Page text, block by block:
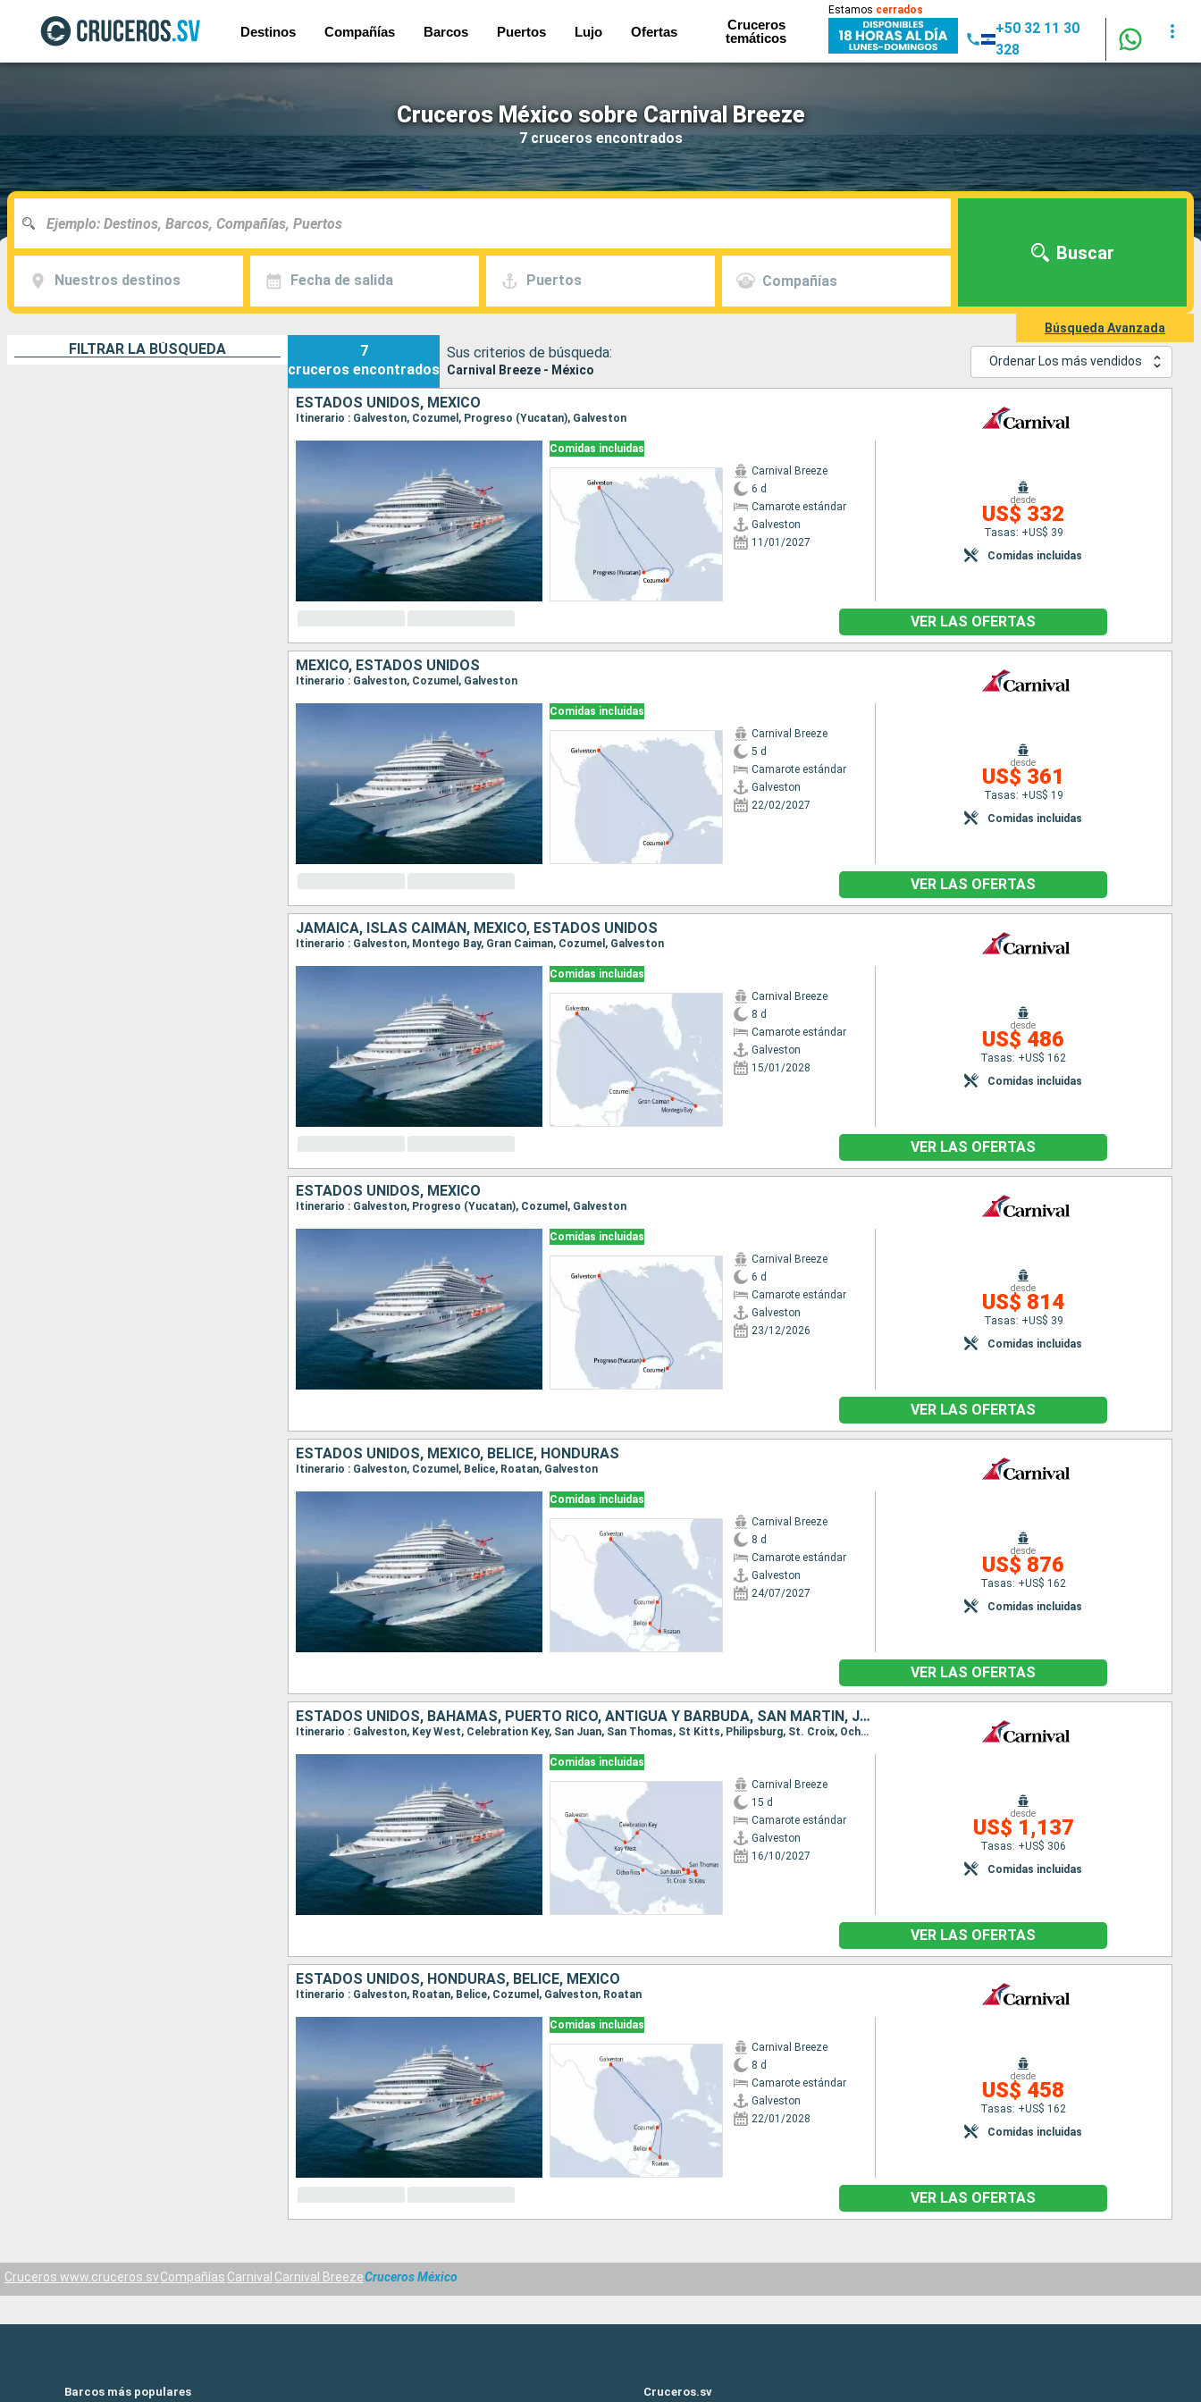
Destinos Compañías Barcos Puertos Lujo Ofertas
Cruceros
temáticos
Estamos cerrados
+50 32 11 30
328
Cruceros México sobre Carnival Breeze
7 cruceros encontrados
Nuestros destinos Fecha de salida Puertos Compañías
Buscar
Búsqueda Avanzada
FILTRAR LA BÚSQUEDA
7
cruceros encontrados
Sus criterios de búsqueda:
Carnival Breeze - México
Ordenar Los más vendidos
ESTADOS UNIDOS, MÉXICO
Itinerario : Galveston, Cozumel, Progreso (Yucatan), Galveston
Comidas incluidas
Carnival Breeze
6 d
Camarote estándar
Galveston
11/01/2027
desde
US$ 332
Tasas: +US$ 39
Comidas incluidas
VER LAS OFERTAS
MÉXICO, ESTADOS UNIDOS
Itinerario : Galveston, Cozumel, Galveston
Comidas incluidas
Carnival Breeze
5 d
Camarote estándar
Galveston
22/02/2027
desde
US$ 361
Tasas: +US$ 19
Comidas incluidas
VER LAS OFERTAS
JAMAICA, ISLAS CAIMÁN, MÉXICO, ESTADOS UNIDOS
Itinerario : Galveston, Montego Bay, Gran Caiman, Cozumel, Galveston
Comidas incluidas
Carnival Breeze
8 d
Camarote estándar
Galveston
15/01/2028
desde
US$ 486
Tasas: +US$ 162
Comidas incluidas
VER LAS OFERTAS
ESTADOS UNIDOS, MÉXICO
Itinerario : Galveston, Progreso (Yucatan), Cozumel, Galveston
Comidas incluidas
Carnival Breeze
6 d
Camarote estándar
Galveston
23/12/2026
desde
US$ 814
Tasas: +US$ 39
Comidas incluidas
VER LAS OFERTAS
ESTADOS UNIDOS, MÉXICO, BELICE, HONDURAS
Itinerario : Galveston, Cozumel, Belice, Roatan, Galveston
Comidas incluidas
Carnival Breeze
8 d
Camarote estándar
Galveston
24/07/2027
desde
US$ 876
Tasas: +US$ 162
Comidas incluidas
VER LAS OFERTAS
ESTADOS UNIDOS, BAHAMAS, PUERTO RICO, ANTIGUA Y BARBUDA, SAN MARTÍN, JAMAICA
Itinerario : Galveston, Key West, Celebration Key, San Juan, San Thomas, St Kitts, Philipsburg, St. Croix, Ocho Rios, Galveston
Comidas incluidas
Carnival Breeze
15 d
Camarote estándar
Galveston
16/10/2027
desde
US$ 1,137
Tasas: +US$ 306
Comidas incluidas
VER LAS OFERTAS
ESTADOS UNIDOS, HONDURAS, BELICE, MÉXICO
Itinerario : Galveston, Roatan, Belice, Cozumel, Galveston, Roatan
Comidas incluidas
Carnival Breeze
8 d
Camarote estándar
Galveston
22/01/2028
desde
US$ 458
Tasas: +US$ 162
Comidas incluidas
VER LAS OFERTAS
Cruceros www.cruceros.svCompañías Carnival Carnival BreezeCruceros México
Barcos más populares Cruceros.sv